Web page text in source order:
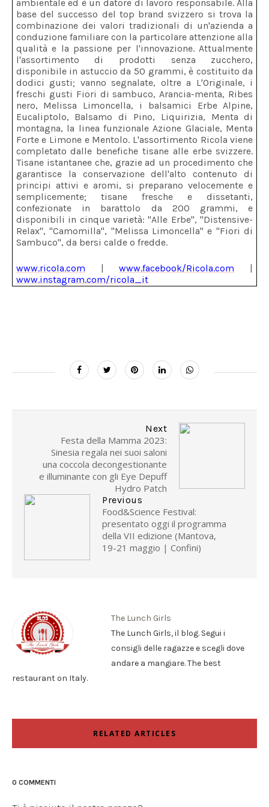
ambientale ed è un datore di lavoro responsabile. Alla
base del successo del top brand svizzero si trova la
combinazione dei valori tradizionali di un'azienda a
conduzione familiare con la particolare attenzione alla
qualità e la passione per l'innovazione. Attualmente
l'assortimento di prodotti senza zucchero,
disponibile in astuccio da 50 grammi, è costituito da
dodici gusti; vanno segnalate, oltre a L'Originale, i
freschi gusti Fiori di sambuco, Arancia-menta, Ribes
nero, Melissa Limoncella, i balsamici Erbe Alpine,
Eucaliptolo, Balsamo di Pino, Liquirizia, Menta di
montagna, la linea funzionale Azione Glaciale, Menta
Forte e Limone e Mentolo. L'assortimento Ricola viene
completato dalle benefiche tisane alle erbe svizzere.
Tisane istantanee che, grazie ad un procedimento che
garantisce la conservazione dell'alto contenuto di
principi attivi e aromi, si preparano velocemente e
semplicemente; tisane fresche e dissetanti,
confezionate in barattolo da 200 grammi, e
disponibili in cinque varietà: "Alle Erbe", "Distensive-
Relax", "Camomilla", "Melissa Limoncella" e "Fiori di
Sambuco", da bersi calde o fredde.
www.ricola.com |www.facebook/Ricola.com |
www.instagram.com/ricola_it
Next
Festa della Mamma 2023:
Sinesia regala nei suoi saloni
una coccola decongestionante
e illuminante con gli Eye Depuff
Hydro Patch
Previous
Food&Science Festival:
presentato oggi il programma
della VII edizione (Mantova,
19-21 maggio | Confini)
The Lunch Girls
The Lunch Girls, il blog. Segui i
consigli delle ragazze e scegli dove
andare a mangiare. The best
restaurant on Italy.
RELATED ARTICLES
0 COMMENTI